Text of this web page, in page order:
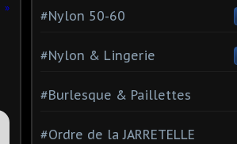
#Nylon 50-60
#Nylon & Lingerie
#Burlesque & Paillettes
#Ordre de la JARRETELLE